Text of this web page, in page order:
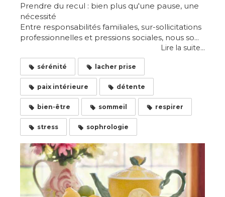
Prendre du recul : bien plus qu'une pause, une
nécessité
Entre responsabilités familiales, sur-sollicitations
professionnelles et pressions sociales, nous so...
Lire la suite...
sérénité lacher prise
paix intérieure détente
bien-être sommeil respirer
stress sophrologie